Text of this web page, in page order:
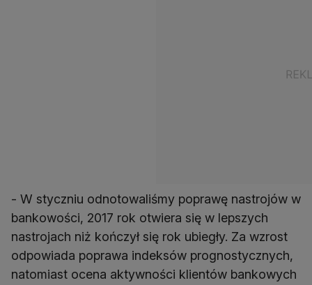
- W styczniu odnotowaliśmy poprawę nastrojów w
bankowości, 2017 rok otwiera się w lepszych
nastrojach niż kończył się rok ubiegły. Za wzrost
odpowiada poprawa indeksów prognostycznych,
natomiast ocena aktywności klientów bankowych